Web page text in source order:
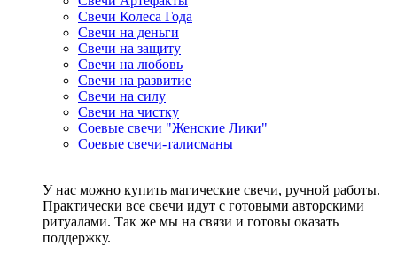
Свечи Колеса Года
Свечи на деньги
Свечи на защиту
Свечи на любовь
Свечи на развитие
Свечи на силу
Свечи на чистку
Соевые свечи "Женские Лики"
Соевые свечи-талисманы
У нас можно купить магические свечи, ручной работы.
Практически все свечи идут с готовыми авторскими
ритуалами. Так же мы на связи и готовы оказать
поддержку.